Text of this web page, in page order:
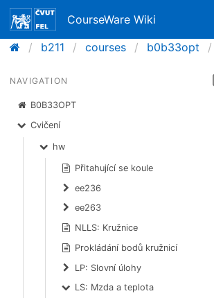
CourseWare Wiki
b211
courses b0b33opt
NAVIGATION
B0B33OPT
Cvičení
hw
Přitahující se koule
ee236
ee263
NLLS: Kružnice
Prokládání bodů kružnicí
LP: Slovní úlohy
LS: Mzda a teplota